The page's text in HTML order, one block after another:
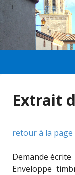
Extrait
retour à la page
Demande écrite
Enveloppe